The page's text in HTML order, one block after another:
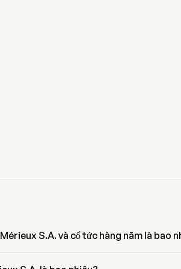
S.A. và cổ tức hàng năm là bao